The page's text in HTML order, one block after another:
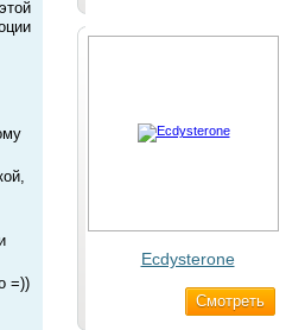
=))
Ecdysterone
Cмотреть